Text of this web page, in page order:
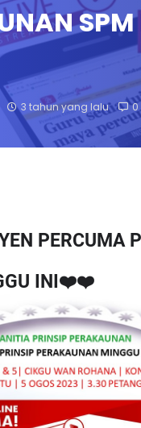
3 tahun yang lalu 0
PERCUMA
INI❤️❤️